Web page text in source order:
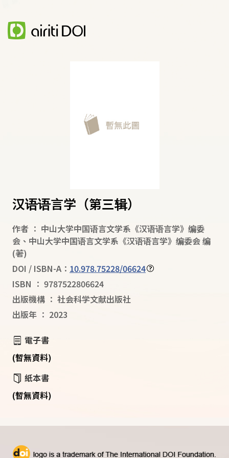
汉语语言学（第三辑）
作者 ： 中山大学中国语言文学系《汉语语言学》编委
会 、 中山大学中国语言文学系《汉语语言学》编委会 编
(著)
DOI / ISBN-A： 10.978.75228/06624
ISBN ： 9787522806624
出版機構 ： 社会科学文献出版社
出版年 ： 2023
電子書
(暫無資料)
紙本書
(暫無資料)